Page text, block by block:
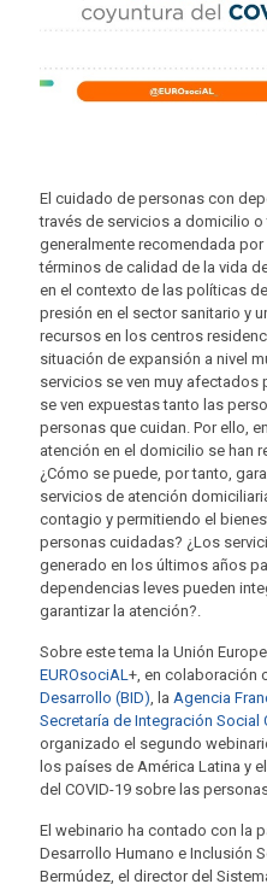
El cuidado de personas con
través de servicios a domicilio
generalmente recomendada
términos de calidad de la vida
en el contexto de las políticas
presión en el sector sanitario y
recursos en los centros
situación de expansión a nivel
servicios se ven muy afectados
se ven expuestas tanto las
personas que cuidan. Por ello,
atención en el domicilio se han
¿Cómo se puede, por tanto,
servicios de atención
contagio y permitiendo el
personas cuidadas? ¿Los
generado en los últimos años
dependencias leves pueden
garantizar la atención?.
Sobre este tema la Unión
EUROsociAL+, en colaboración
Desarrollo (BID), la Agencia
Secretaría de Integración Social
organizado el segundo
los países de América Latina y
del COVID-19 sobre las
El webinario ha contado con la
Desarrollo Humano e Inclusión
Bermúdez, el director del